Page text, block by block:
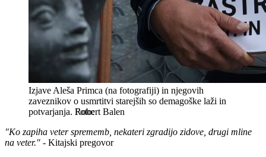
Izjave Aleša Primca (na fotografiji) in njegovih
zaveznikov o usmrtitvi starejših so demagoške laži in
potvarjanja. Robert Balen
"Ko zapiha veter sprememb, nekateri zgradijo zidove, drugi mline
na veter." - Kitajski pregovor